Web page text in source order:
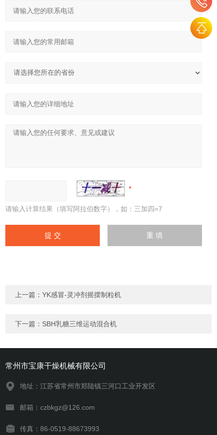
请输入计算结果（填写阿拉伯数字），如：三加四=7
上一篇：YK感冒-灵冲剂摇摆制粒机
下一篇： SBH乳糖三维运动混合机
常州市宝康干燥机械有限公司
地址：江苏省常州市郑陆镇三河口工业开发区
邮箱：czbkgz@126.com
传真：86-0519-88673993